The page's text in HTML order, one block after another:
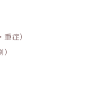
）